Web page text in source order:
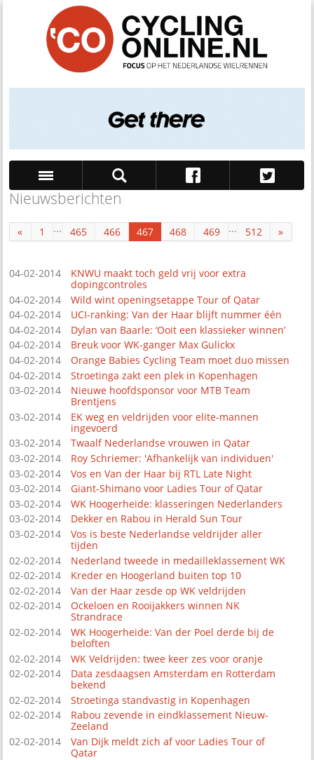
Nieuwsberichten
« 1 ... 465 466 467 468 469 ... 512 »
04-02-2014
KNWU maakt toch geld vrij voor extra
dopingcontroles
04-02-2014
Wild wint openingsetappe Tour of Qatar
04-02-2014
UCI-ranking: Van der Haar blijft nummer één
04-02-2014
Dylan van Baarle: ‘Ooit een klassieker winnen’
04-02-2014
Breuk voor WK-ganger Max Gulickx
04-02-2014
Orange Babies Cycling Team moet duo missen
04-02-2014
Stroetinga zakt een plek in Kopenhagen
03-02-2014
Nieuwe hoofdsponsor voor MTB Team
Brentjens
03-02-2014
EK weg en veldrijden voor elite-mannen
ingevoerd
03-02-2014
Twaalf Nederlandse vrouwen in Qatar
03-02-2014
Roy Schriemer: 'Afhankelijk van individuen'
03-02-2014
Vos en Van der Haar bij RTL Late Night
03-02-2014
Giant-Shimano voor Ladies Tour of Qatar
03-02-2014
WK Hoogerheide: klasseringen Nederlanders
03-02-2014
Dekker en Rabou in Herald Sun Tour
03-02-2014
Vos is beste Nederlandse veldrijder aller
tijden
02-02-2014
Nederland tweede in medailleklassement WK
02-02-2014
Kreder en Hoogerland buiten top 10
02-02-2014
Van der Haar zesde op WK veldrijden
02-02-2014
Ockeloen en Rooijakkers winnen NK
Strandrace
02-02-2014
WK Hoogerheide: Van der Poel derde bij de
beloften
02-02-2014
WK Veldrijden: twee keer zes voor oranje
02-02-2014
Data zesdaagsen Amsterdam en Rotterdam
bekend
02-02-2014
Stroetinga standvastig in Kopenhagen
02-02-2014
Rabou zevende in eindklassement Nieuw-
Zeeland
02-02-2014
Van Dijk meldt zich af voor Ladies Tour of
Qatar